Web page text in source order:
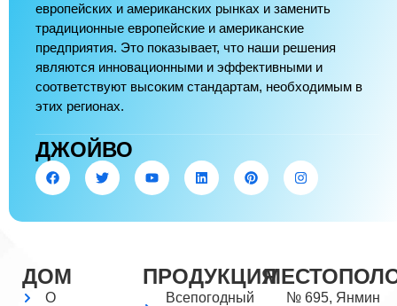
европейских и американских рынках и заменить
традиционные европейские и американские
предприятия. Это показывает, что наши решения
являются инновационными и эффективными и
соответствуют высоким стандартам, необходимым в
этих регионах.
ДЖОЙВО
ДОМ
О
ПРОДУКЦИЯ
Всепогодный
№ 695, Янмин